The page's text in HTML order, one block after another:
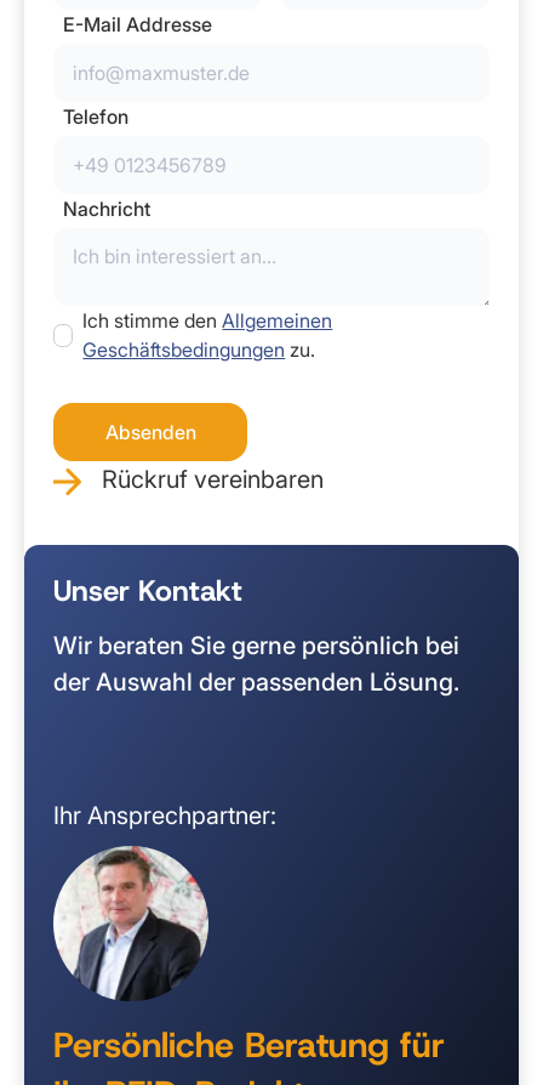
Unser Kontakt
Wir beraten Sie gerne persönlich bei
der Auswahl der passenden Lösung.
Ihr Ansprechpartner:
Persönliche Beratung für
E-Mail Addresse
Telefon
Nachricht
Ich stimme den Allgemeinen
Geschäftsbedingungen zu.
Rückruf vereinbaren